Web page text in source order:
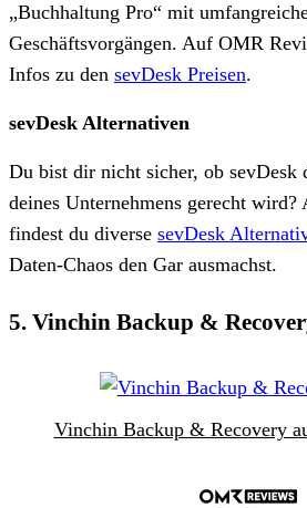
„Buchhaltung Pro“ mit
Geschäftsvorgängen. Auf OMR
Infos zu den sevDesk Preisen.
sevDesk Alternativen
Du bist dir nicht sicher, ob sevDesk
deines Unternehmens gerecht
findest du diverse sevDesk
Daten-Chaos den Gar ausmachst.
5. Vinchin Backup &
Vinchin Backup & Recovery